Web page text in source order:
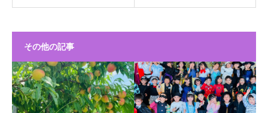
その他の記事